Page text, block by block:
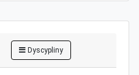
Dyscypliny